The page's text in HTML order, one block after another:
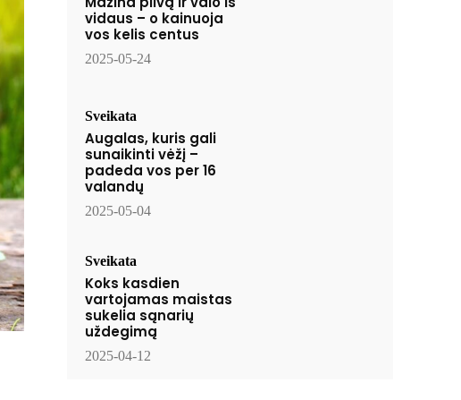
vidaus – o kainuoja
vos kelis centus
2025-05-24
Sveikata
Augalas, kuris gali
sunaikinti vėžį –
padeda vos per 16
valandų
2025-05-04
Sveikata
Koks kasdien
vartojamas maistas
sukelia sąnarių
uždegimą
2025-04-12